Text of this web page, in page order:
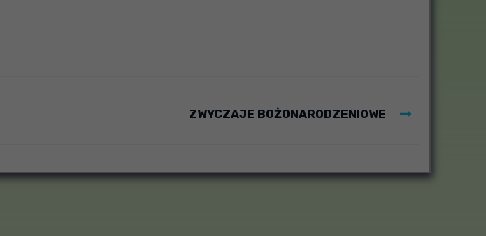
ZWYCZAJE BOŻONARODZENIOWE